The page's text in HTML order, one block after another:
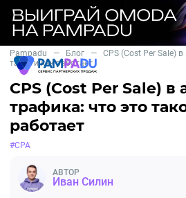
Pampadu — Блог —
CPS (Cost Per Sale)
такое и как работает
CPS (Cost Per Sale)
трафика: что это
работает
#CPA
АВТОР
Иван Силин